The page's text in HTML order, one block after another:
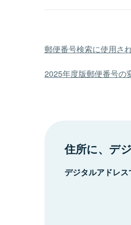
郵便番号検索に使用さ
2025年度版郵便番号の
住所に、デ
デジタルアドレ